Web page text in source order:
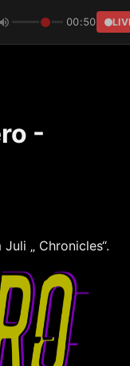
00:50
-
„ Chronicles“.